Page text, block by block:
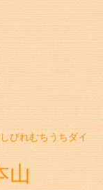
びれむちうちダイ
山